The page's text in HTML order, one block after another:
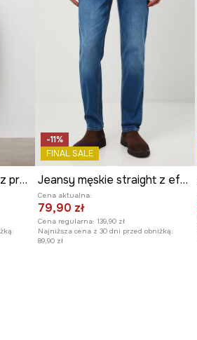
Jeansy męskie straight z przetarciami
-11%
FINAL SALE
Jeansy męskie straight z efektem sprania
Cena aktualna:
79,90 zł
Cena regularna: 139,90 zł
Najniższa cena z 30 dni przed obniżką:
89,90 zł